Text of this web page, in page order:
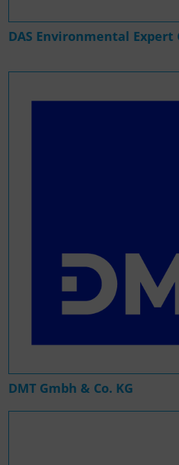
DAS Environmental Expert
DMT Gmbh & Co. KG